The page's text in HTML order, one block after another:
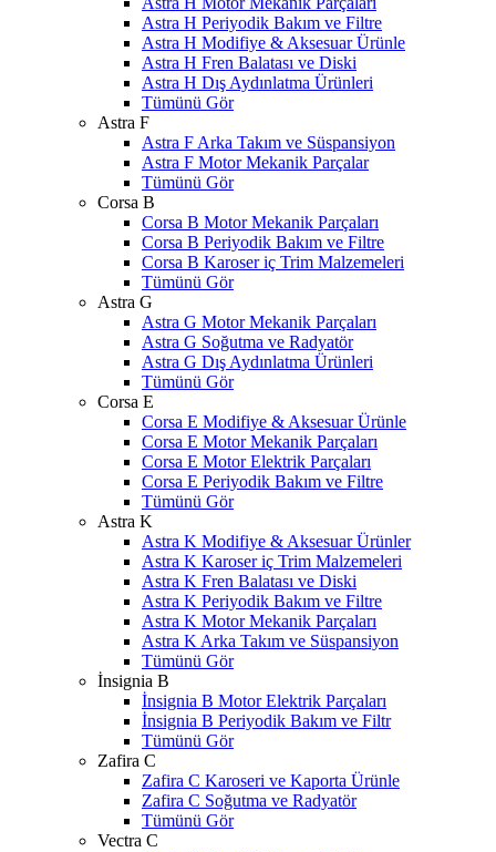
Astra H Periyodik Bakım ve Filtre
Astra H Modifiye & Aksesuar Ürünle
Astra H Fren Balatası ve Diski
Astra H Dış Aydınlatma Ürünleri
Tümünü Gör
Astra F
Astra F Arka Takım ve Süspansiyon
Astra F Motor Mekanik Parçalar
Tümünü Gör
Corsa B
Corsa B Motor Mekanik Parçaları
Corsa B Periyodik Bakım ve Filtre
Corsa B Karoser iç Trim Malzemeleri
Tümünü Gör
Astra G
Astra G Motor Mekanik Parçaları
Astra G Soğutma ve Radyatör
Astra G Dış Aydınlatma Ürünleri
Tümünü Gör
Corsa E
Corsa E Modifiye & Aksesuar Ürünle
Corsa E Motor Mekanik Parçaları
Corsa E Motor Elektrik Parçaları
Corsa E Periyodik Bakım ve Filtre
Tümünü Gör
Astra K
Astra K Modifiye & Aksesuar Ürünler
Astra K Karoser iç Trim Malzemeleri
Astra K Fren Balatası ve Diski
Astra K Periyodik Bakım ve Filtre
Astra K Motor Mekanik Parçaları
Astra K Arka Takım ve Süspansiyon
Tümünü Gör
İnsignia B
İnsignia B Motor Elektrik Parçaları
İnsignia B Periyodik Bakım ve Filtr
Tümünü Gör
Zafira C
Zafira C Karoseri ve Kaporta Ürünle
Zafira C Soğutma ve Radyatör
Tümünü Gör
Vectra C